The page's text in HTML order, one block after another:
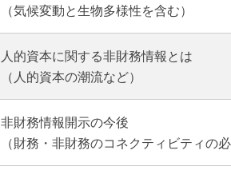
（気候変動と生物多様性を含む）
人的資本に関する非財務情報とは
（人的資本の潮流など）
非財務情報開示の今後
（財務・非財務のコネクティビティの必